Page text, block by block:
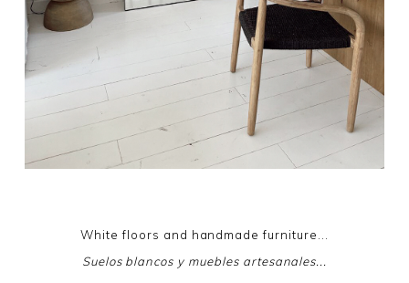
White floors and handmade furniture...
Suelos blancos y muebles artesanales...